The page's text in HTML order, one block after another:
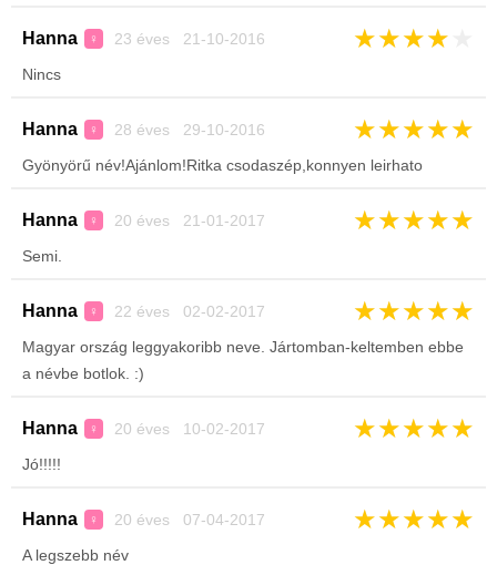
Hanna ♀ 23 éves 21-10-2016 ★★★★
Nincs
Hanna ♀ 28 éves 29-10-2016 ★★★★★
Gyönyörű név!Ajánlom!Ritka csodaszép,konnyen leirhato
Hanna ♀ 20 éves 21-01-2017 ★★★★★
Semi.
Hanna ♀ 22 éves 02-02-2017 ★★★★★
Magyar ország leggyakoribb neve. Jártomban-keltemben ebbe
a névbe botlok. :)
Hanna ♀ 20 éves 10-02-2017 ★★★★★
Jó!!!!!
Hanna ♀ 20 éves 07-04-2017 ★★★★★
A legszebb név